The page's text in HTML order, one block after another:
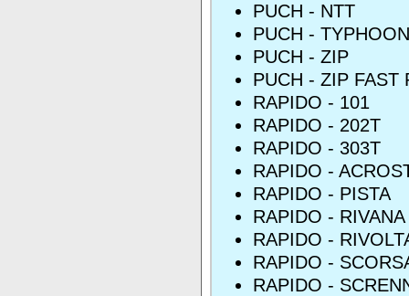
PUCH - NTT
PUCH - TYPHOON
PUCH - ZIP
PUCH - ZIP FAST
RAPIDO - 101
RAPIDO - 202T
RAPIDO - 303T
RAPIDO -
RAPIDO - PISTA
RAPIDO - RIVANA
RAPIDO -
RAPIDO -
RAPIDO -